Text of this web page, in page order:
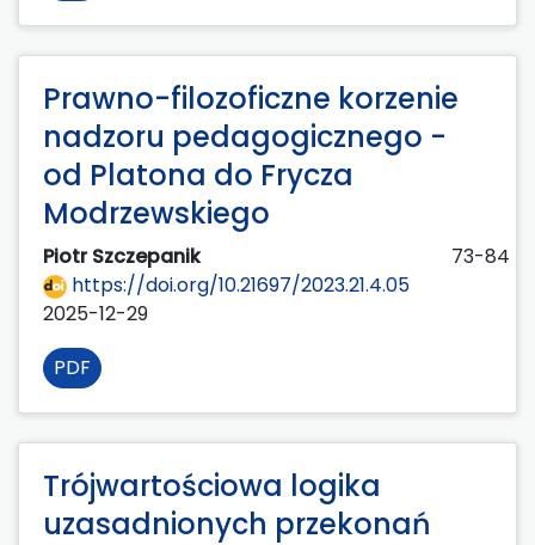
Prawno-filozoficzne korzenie
nadzoru pedagogicznego -
od Platona do Frycza
Modrzewskiego
Piotr Szczepanik
73-84
https://doi.org/10.21697/2023.21.4.05
2025-12-29
PDF
Trójwartościowa logika
uzasadnionych przekonań